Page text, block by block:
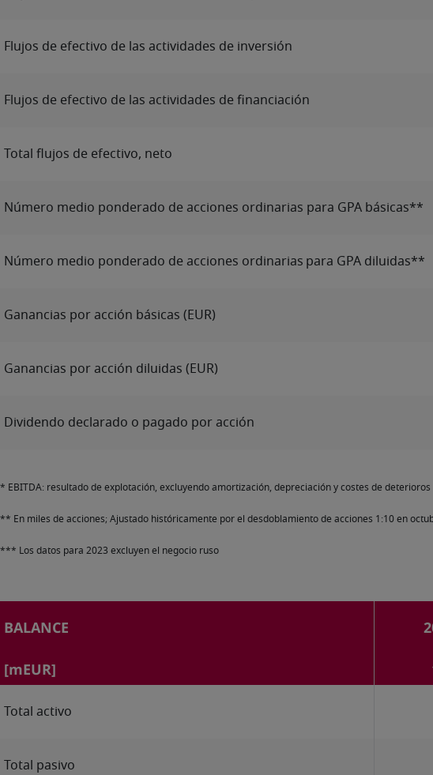
Flujos de efectivo de las actividades de inversión
Flujos de efectivo de las actividades de financiación
Total flujos de efectivo, neto
Número medio ponderado de acciones ordinarias para GPA básicas**
Número medio ponderado de acciones ordinarias para GPA diluidas**
Ganancias por acción básicas (EUR)
Ganancias por acción diluidas (EUR)
Dividendo declarado o pagado por acción
* EBITDA: resultado de explotación, excluyendo amortización, depreciación y costes de deterioros
** En miles de acciones; Ajustado históricamente por el desdoblamiento de acciones 1:10 en
*** Los datos para 2023 excluyen el negocio ruso
BALANCE
[mEUR]
Total activo
Total pasivo